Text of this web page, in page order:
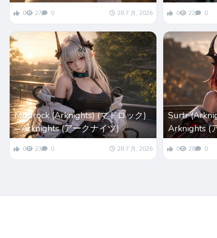
0 27 0 28 7 月, 2026 0 22 0
Mudrock (Arknights) (マドロック)
– Arknights (アークナイツ)
0 23 0 28 7 月, 2026
Surtr
Arknights (
0 28 0